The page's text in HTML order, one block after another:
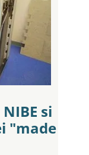
si
"made